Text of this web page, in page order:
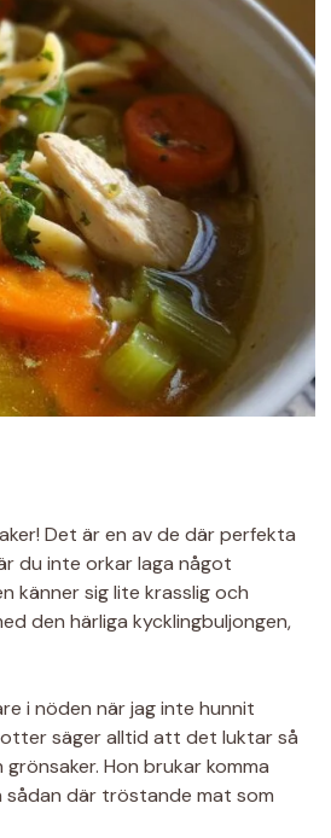
Det är en av de där perfekta
du inte orkar laga något
känner sig lite krasslig och
den härliga kycklingbuljongen,
i nöden när jag inte hunnit
säger alltid att det luktar så
Hon brukar komma
sådan där tröstande mat som